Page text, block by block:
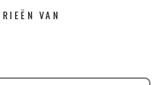
VAN